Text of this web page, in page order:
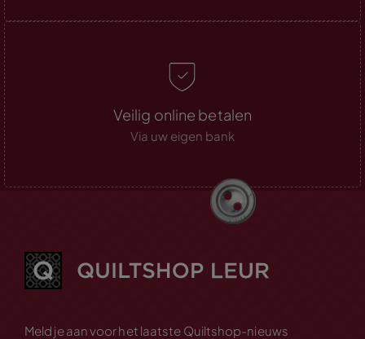
Veilig online betalen
Via uw eigen bank
Meld je aan voor het laatste Quiltshop-nieuws